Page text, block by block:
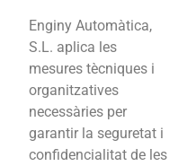
Enginy Automàtica,
S.L. aplica les
mesures tècniques i
organitzatives
necessàries per
garantir la seguretat i
confidencialitat de les